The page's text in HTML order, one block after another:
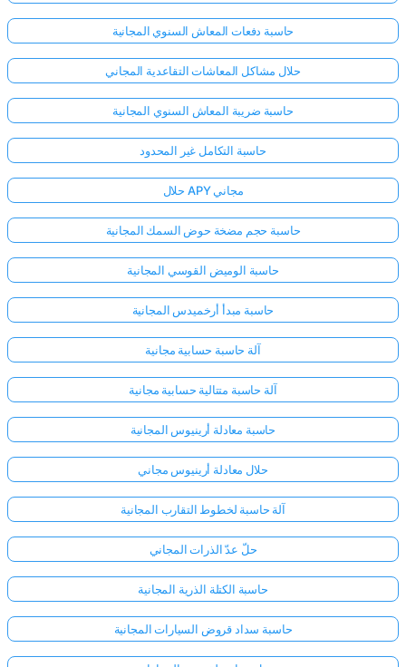
حاسبة دفعات المعاش السنوي المجانية
حلال مشاكل المعاشات التقاعدية المجاني
حاسبة ضريبة المعاش السنوي المجانية
حاسبة التكامل غير المحدود
حلال APY مجاني
حاسبة حجم مضخة حوض السمك المجانية
حاسبة الوميض القوسي المجانية
حاسبة مبدأ أرخميدس المجانية
آلة حاسبة حسابية مجانية
آلة حاسبة متتالية حسابية مجانية
حاسبة معادلة أرينيوس المجانية
حلال معادلة أرينيوس مجاني
آلة حاسبة لخطوط التقارب المجانية
حلّ عدّ الذرات المجاني
حاسبة الكتلة الذرية المجانية
حاسبة سداد قروض السيارات المجانية